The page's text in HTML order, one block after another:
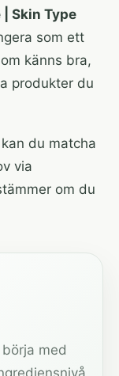
Skin Type
som ett
känns bra,
produkter du
du matcha
via
om du
med